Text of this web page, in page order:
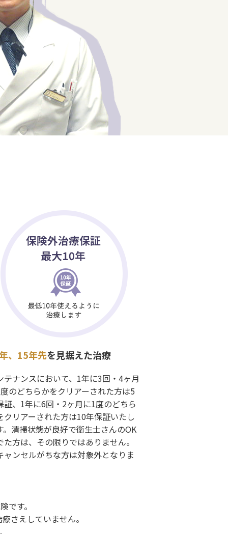
、15年先を見据えた治療
テナンスにおいて、1年に3回・4ヶ月
のどちらかをクリアーされた方は5
証、1年に6回・2ヶ月に1度のどちら
クリアーされた方は10年保証いたし
。清掃状態が良好で衛生士さんのOK
た方は、その限りではありません。
ンセルがちな方は対象外となりま
です。
さえしていません。